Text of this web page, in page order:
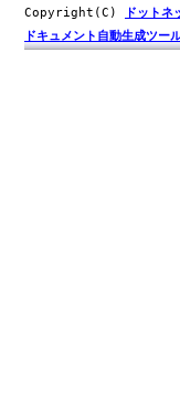
Copyright(C) ドット
ドキュメント自動生成ツ